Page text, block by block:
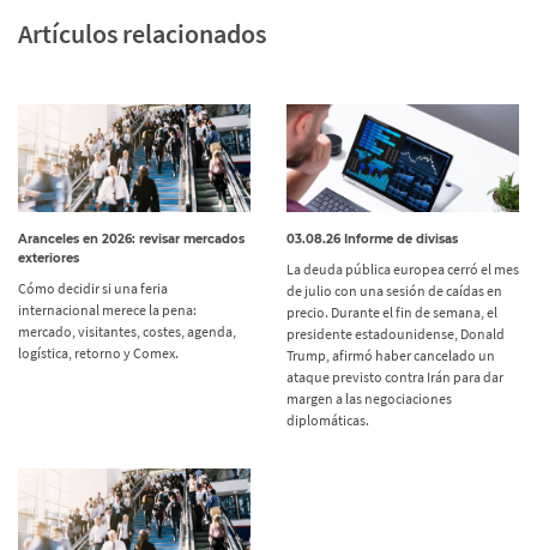
Artículos relacionados
Aranceles en 2026: revisar mercados
exteriores
Cómo decidir si una feria
internacional merece la pena:
mercado, visitantes, costes, agenda,
logística, retorno y Comex.
03.08.26 Informe de divisas
La deuda pública europea cerró el mes
de julio con una sesión de caídas en
precio. Durante el fin de semana, el
presidente estadounidense, Donald
Trump, afirmó haber cancelado un
ataque previsto contra Irán para dar
margen a las negociaciones
diplomáticas.